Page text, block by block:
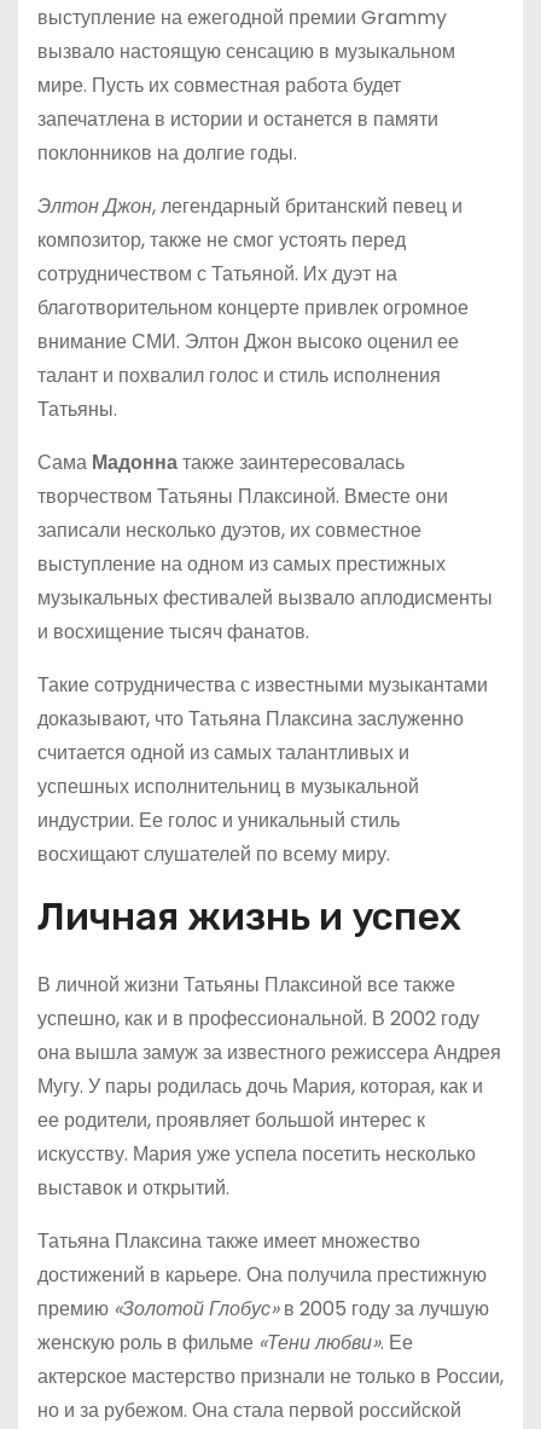
выступление на ежегодной премии Grammy
вызвало настоящую сенсацию в музыкальном
мире. Пусть их совместная работа будет
запечатлена в истории и останется в памяти
поклонников на долгие годы.
Элтон Джон, легендарный британский певец и
композитор, также не смог устоять перед
сотрудничеством с Татьяной. Их дуэт на
благотворительном концерте привлек огромное
внимание СМИ. Элтон Джон высоко оценил ее
талант и похвалил голос и стиль исполнения
Татьяны.
Сама Мадоннатакже заинтересовалась
творчеством Татьяны Плаксиной. Вместе они
записали несколько дуэтов, их совместное
выступление на одном из самых престижных
музыкальных фестивалей вызвало аплодисменты
и восхищение тысяч фанатов.
Такие сотрудничества с известными музыкантами
доказывают, что Татьяна Плаксина заслуженно
считается одной из самых талантливых и
успешных исполнительниц в музыкальной
индустрии. Ее голос и уникальный стиль
восхищают слушателей по всему миру.
Личная жизнь и успех
В личной жизни Татьяны Плаксиной все также
успешно, как и в профессиональной. В 2002 году
она вышла замуж за известного режиссера Андрея
Мугу. У пары родилась дочь Мария, которая, как и
ее родители, проявляет большой интерес к
искусству. Мария уже успела посетить несколько
выставок и открытий.
Татьяна Плаксина также имеет множество
достижений в карьере. Она получила престижную
премию «Золотой Глобус»в 2005 году за лучшую
женскую роль в фильме «Тени любви». Ее
актерское мастерство признали не только в России,
но и за рубежом. Она стала первой российской